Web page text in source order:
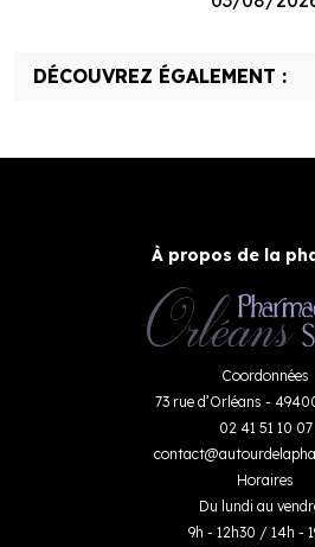
DÉCOUVREZ ÉGALEMENT :
À propos de la
Coordonnées
73 rue d’Orléans -
02 41 51 10 07
contact@
Horaires
Du lundi au
9h - 12h30 / 14h -